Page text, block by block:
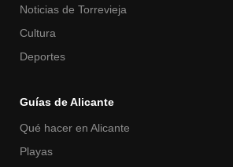
Noticias de Torrevieja
Cultura
Deportes
Guías de Alicante
Qué hacer en Alicante
Playas